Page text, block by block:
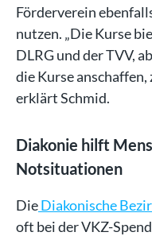
Förderverein
nutzen. „Die Kurse
DLRG und der TVV,
die Kurse
erklärt Schmid.
Diakonie hilft
Notsituationen
DieDiakonische
oft bei der VKZ-